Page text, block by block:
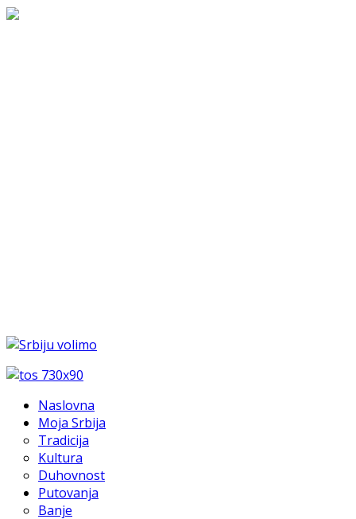
Naslovna
Moja Srbija
Tradicija
Kultura
Duhovnost
Putovanja
Banje